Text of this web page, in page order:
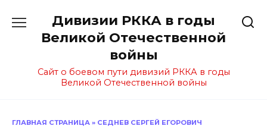
содержанию
Дивизии РККА в годы
Великой Отечественной
войны
Сайт о боевом пути дивизий РККА в годы
Великой Отечественной войны
ГЛАВНАЯ СТРАНИЦА » СЕДНЕВ СЕРГЕЙ ЕГОРОВИЧ